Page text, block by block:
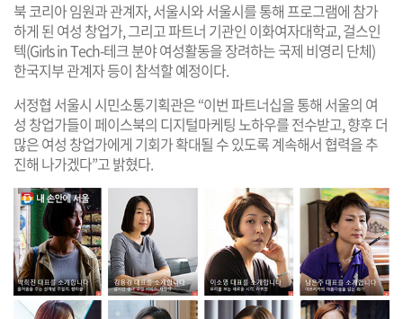
북 코리아 임원과 관계자, 서울시와 서울시를 통해 프로그램에 참가
하게 된 여성 창업가, 그리고 파트너 기관인 이화여자대학교, 걸스인
텍(Girls in Tech-테크 분야 여성활동을 장려하는 국제 비영리 단체)
한국지부 관계자 등이 참석할 예정이다.
서정협 서울시 시민소통기획관은 “이번 파트너십을 통해 서울의 여
성 창업가들이 페이스북의 디지털마케팅 노하우를 전수받고, 향후 더
많은 여성 창업가에게 기회가 확대될 수 있도록 계속해서 협력을 추
진해 나가겠다”고 밝혔다.